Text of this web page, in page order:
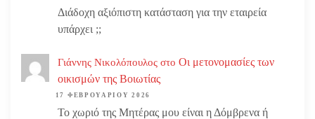
Διάδοχη αξιόπιστη κατάσταση για την εταιρεία
υπάρχει ;;
Γιάννης Νικολόπουλος στο Οι μετονομασίες των
οικισμών της Βοιωτίας
17 ΦΕΒΡΟΥΑΡΊΟΥ 2026
Το χωριό της Μητέρας μου είναι η Δόμβρενα ή